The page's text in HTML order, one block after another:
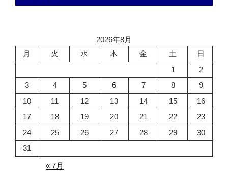
2026年8月
月
火 水 木 金 土
日
1
2
3
4 5 6 7 8
9
10
11 12 13 14 15
16
17
18 19 20 21 22
23
24
25 26 27 28 29
30
31
« 7月